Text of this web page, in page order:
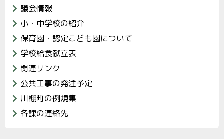
議会情報
小・中学校の紹介
保育園・認定こども園について
学校給食献立表
関連リンク
公共工事の発注予定
川棚町の例規集
各課の連絡先